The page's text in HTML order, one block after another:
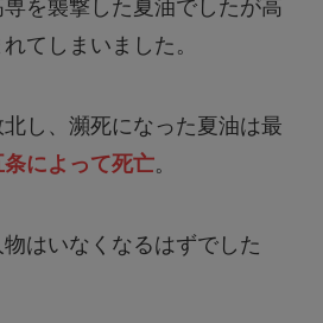
を襲撃した夏油でしたが高
てしまいました。
し、瀕死になった夏油は最
条によって死亡。
はいなくなるはずでした